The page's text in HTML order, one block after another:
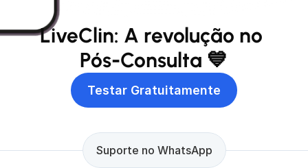
LiveClin: A revolução no
Pós-Consulta 💙
Testar Gratuitamente
Suporte no WhatsApp